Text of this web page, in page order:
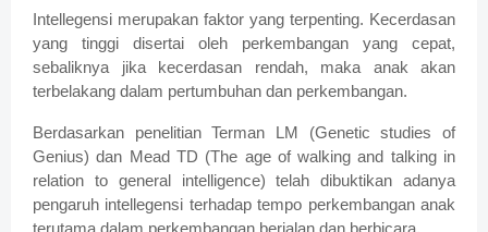
Intellegensi merupakan faktor yang terpenting. Kecerdasan
yang tinggi disertai oleh perkembangan yang cepat,
sebaliknya jika kecerdasan rendah, maka anak akan
terbelakang dalam pertumbuhan dan perkembangan.
Berdasarkan penelitian Terman LM (Genetic studies of
Genius) dan Mead TD (The age of walking and talking in
relation to general intelligence) telah dibuktikan adanya
pengaruh intellegensi terhadap tempo perkembangan anak